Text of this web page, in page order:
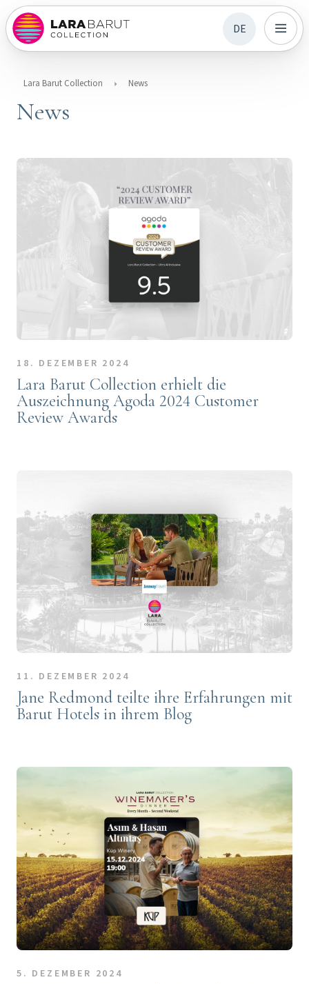
DE
Lara Barut Collection News
News
18. DEZEMBER 2024
Lara Barut Collection erhielt die
Auszeichnung Agoda 2024 Customer
Review Awards
11. DEZEMBER 2024
Jane Redmond teilte ihre Erfahrungen mit
Barut Hotels in ihrem Blog
5. DEZEMBER 2024